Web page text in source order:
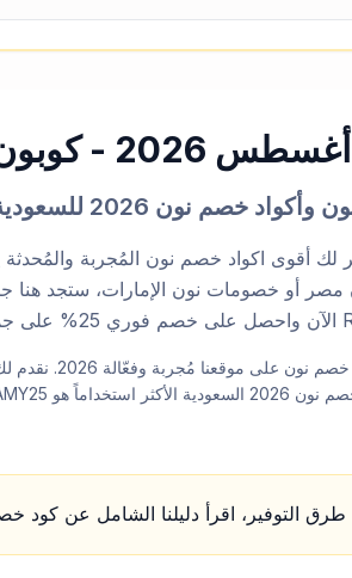
نون فعّال اليوم
نون 2026 للسعودية ومصر والإمارات
أو خصومات نون الإمارات، ستجد هنا
هل تبحث عن كود
التوفير، اقرأ دليلنا الشامل عن كود خصم